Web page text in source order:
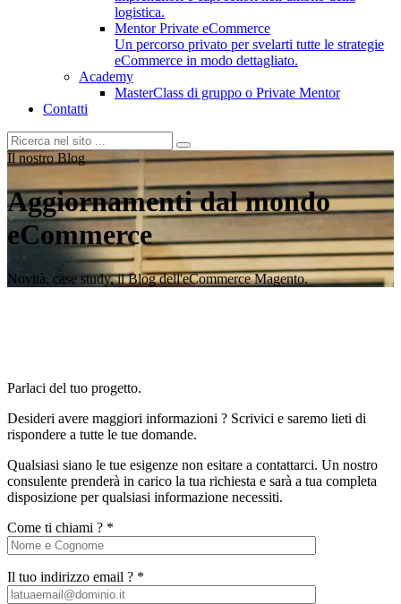
logistica.
Mentor Private eCommerce
Un percorso privato per svelarti tutte le strategie
eCommerce in modo dettagliato.
Academy
MasterClass di gruppo o Private Mentor
Contatti
Il nostro Blog
Aggiornamenti dal mondo
eCommerce
Novità, case study, il Blog dell'eCommerce Magento.
Parlaci del tuo progetto.
Desideri avere maggiori informazioni ? Scrivici e saremo lieti di
rispondere a tutte le tue domande.
Qualsiasi siano le tue esigenze non esitare a contattarci. Un nostro
consulente prenderà in carico la tua richiesta e sarà a tua completa
disposizione per qualsiasi informazione necessiti.
Come ti chiami ? *
Il tuo indirizzo email ? *